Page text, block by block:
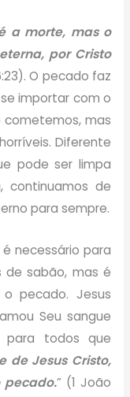
a morte, mas o
por Cristo
O pecado faz
importar com o
cometemos, mas
Diferente
pode ser limpa
continuamos de
para sempre.
necessário para
de sabão, mas é
pecado. Jesus
Seu sangue
para todos que
de Jesus Cristo,
pecado.” (1 João